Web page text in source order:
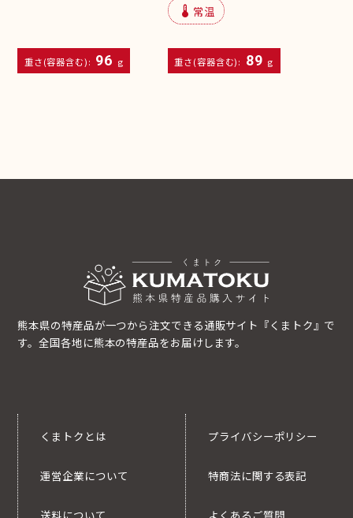
重さ(容器含む): 96 g
device_thermostat 常温
重さ(容器含む): 89 g
熊本県の特産品が一つから注文できる通販サイト『くまトク』で
す。全国各地に熊本の特産品をお届けします。
くまトクとは
運営企業について
プライバシーポリシー
特商法に関する表記